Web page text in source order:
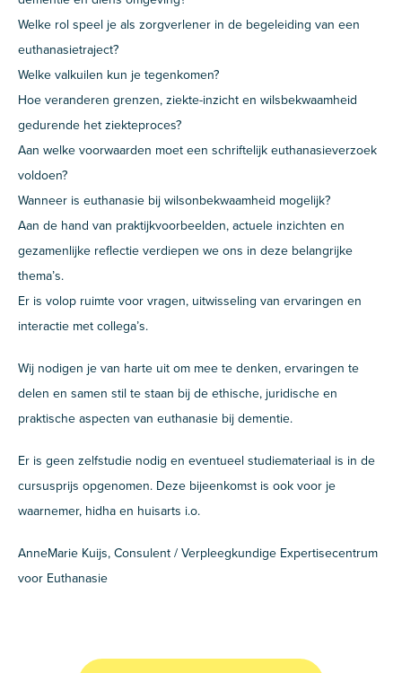
Welke rol speel je als zorgverlener in de begeleiding van een
euthanasietraject?
Welke valkuilen kun je tegenkomen?
Hoe veranderen grenzen, ziekte-inzicht en wilsbekwaamheid
gedurende het ziekteproces?
Aan welke voorwaarden moet een schriftelijk euthanasieverzoek
voldoen?
Wanneer is euthanasie bij wilsonbekwaamheid mogelijk?
Aan de hand van praktijkvoorbeelden, actuele inzichten en
gezamenlijke reflectie verdiepen we ons in deze belangrijke
thema’s.
Er is volop ruimte voor vragen, uitwisseling van ervaringen en
interactie met collega’s.
Wij nodigen je van harte uit om mee te denken, ervaringen te
delen en samen stil te staan bij de ethische, juridische en
praktische aspecten van euthanasie bij dementie.
Er is geen zelfstudie nodig en eventueel studiemateriaal is in de
cursusprijs opgenomen. Deze bijeenkomst is ook voor je
waarnemer, hidha en huisarts i.o.
AnneMarie Kuijs, Consulent / Verpleegkundige Expertisecentrum
voor Euthanasie